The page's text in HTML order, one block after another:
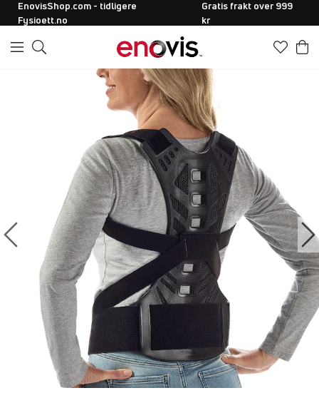
EnovisShop.com - tidligere
Fysioett.no
Gratis frakt over 999
kr